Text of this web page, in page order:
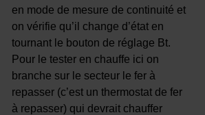
en mode de mesure de continuité et
on vérifie qu’il change d’état en
tournant le bouton de réglage Bt.
Pour le tester en chauffe ici on
branche sur le secteur le fer à
repasser (c’est un thermostat de fer
à repasser) qui devrait chauffer